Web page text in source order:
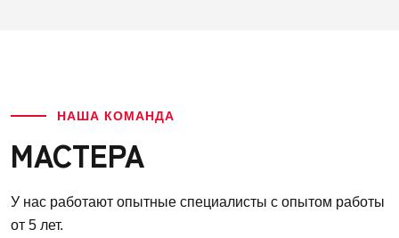
НАША КОМАНДА
МАСТЕРА
У нас работают опытные специалисты с опытом работы
от 5 лет.